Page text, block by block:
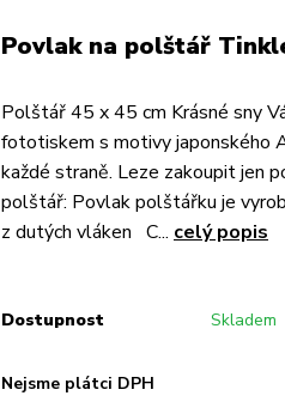
Povlak na polštář
Polštář 45 x 45 cm Krásné sny
fototiskem s motivy japonského
každé straně. Leze zakoupit jen
polštář: Povlak polštářku je
z dutých vláken C... celý popis
Dostupnost Skladem
Nejsme plátci DPH